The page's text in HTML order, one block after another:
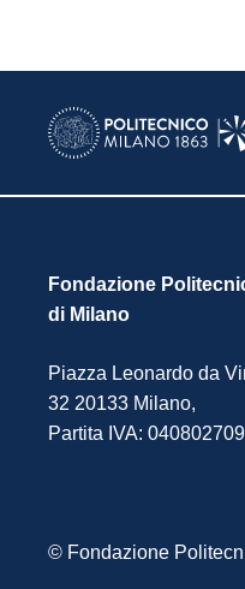
Fondazione
di Milano
Piazza Leonardo da
32 20133 Milano,
Partita IVA:
© Fondazione